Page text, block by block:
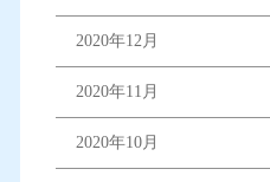
2020年12月
2020年11月
2020年10月